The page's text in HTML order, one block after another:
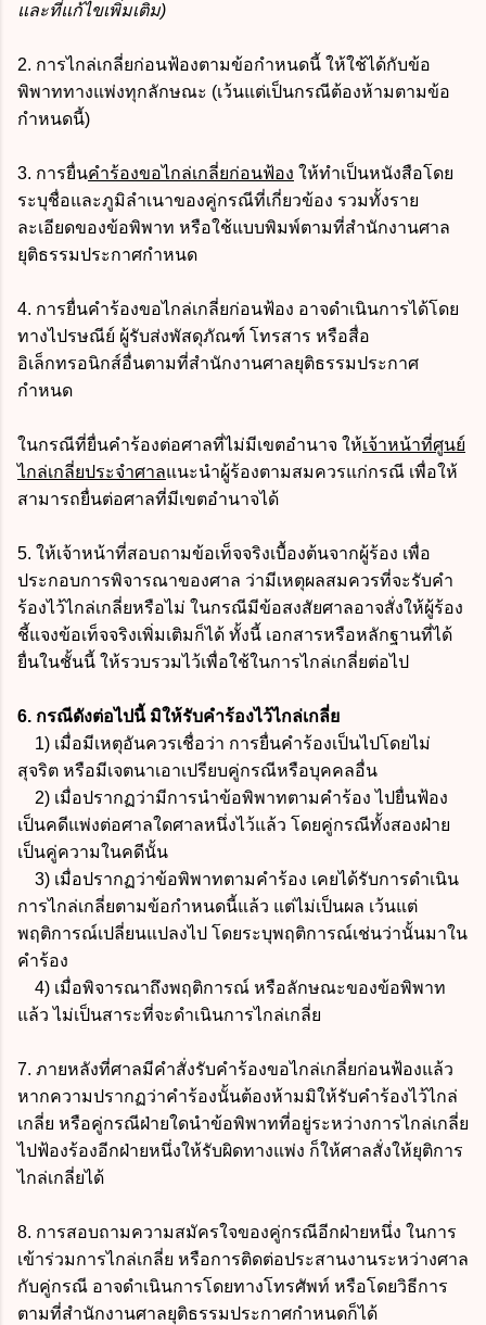
และที่แก้ไขเพิ่มเติม)
2. การไกล่เกลี่ยก่อนฟ้องตามข้อกำหนดนี้ ให้ใช้ได้กับข้อ
พิพาททางแพ่งทุกลักษณะ (เว้นแต่เป็นกรณีต้องห้ามตามข้อ
กำหนดนี้)
3. การยื่นคำร้องขอไกล่เกลี่ยก่อนฟ้อง ให้ทำเป็นหนังสือโดย
ระบุชื่อและภูมิลำเนาของคู่กรณีที่เกี่ยวข้อง รวมทั้งราย
ละเอียดของข้อพิพาท หรือใช้แบบพิมพ์ตามที่สำนักงานศาล
ยุติธรรมประกาศกำหนด
4. การยื่นคำร้องขอไกล่เกลี่ยก่อนฟ้อง อาจดำเนินการได้โดย
ทางไปรษณีย์ ผู้รับส่งพัสดุภัณฑ์ โทรสาร หรือสื่อ
อิเล็กทรอนิกส์อื่นตามที่สำนักงานศาลยุติธรรมประกาศ
กำหนด
ในกรณีที่ยื่นคำร้องต่อศาลที่ไม่มีเขตอำนาจ ให้เจ้าหน้าที่ศูนย์
ไกล่เกลี่ยประจำศาลแนะนำผู้ร้องตามสมควรแก่กรณี เพื่อให้
สามารถยื่นต่อศาลที่มีเขตอำนาจได้
5. ให้เจ้าหน้าที่สอบถามข้อเท็จจริงเบื้องต้นจากผู้ร้อง เพื่อ
ประกอบการพิจารณาของศาล ว่ามีเหตุผลสมควรที่จะรับคำ
ร้องไว้ไกล่เกลี่ยหรือไม่ ในกรณีมีข้อสงสัยศาลอาจสั่งให้ผู้ร้อง
ชี้แจงข้อเท็จจริงเพิ่มเติมก็ได้ ทั้งนี้ เอกสารหรือหลักฐานที่ได้
ยื่นในชั้นนี้ ให้รวบรวมไว้เพื่อใช้ในการไกล่เกลี่ยต่อไป
6. กรณีดังต่อไปนี้ มิให้รับคำร้องไว้ไกล่เกลี่ย
1) เมื่อมีเหตุอันควรเชื่อว่า การยื่นคำร้องเป็นไปโดยไม่
สุจริต หรือมีเจตนาเอาเปรียบคู่กรณีหรือบุคคลอื่น
2) เมื่อปรากฏว่ามีการนำข้อพิพาทตามคำร้อง ไปยื่นฟ้อง
เป็นคดีแพ่งต่อศาลใดศาลหนึ่งไว้แล้ว โดยคู่กรณีทั้งสองฝ่าย
เป็นคู่ความในคดีนั้น
3) เมื่อปรากฏว่าข้อพิพาทตามคำร้อง เคยได้รับการดำเนิน
การไกล่เกลี่ยตามข้อกำหนดนี้แล้ว แต่ไม่เป็นผล เว้นแต่
พฤติการณ์เปลี่ยนแปลงไป โดยระบุพฤติการณ์เช่นว่านั้นมาใน
คำร้อง
4) เมื่อพิจารณาถึงพฤติการณ์ หรือลักษณะของข้อพิพาท
แล้ว ไม่เป็นสาระที่จะดำเนินการไกล่เกลี่ย
7. ภายหลังที่ศาลมีคำสั่งรับคำร้องขอไกล่เกลี่ยก่อนฟ้องแล้ว
หากความปรากฏว่าคำร้องนั้นต้องห้ามมิให้รับคำร้องไว้ไกล่
เกลี่ย หรือคู่กรณีฝ่ายใดนำข้อพิพาทที่อยู่ระหว่างการไกล่เกลี่ย
ไปฟ้องร้องอีกฝ่ายหนึ่งให้รับผิดทางแพ่ง ก็ให้ศาลสั่งให้ยุติการ
ไกล่เกลี่ยได้
8. การสอบถามความสมัครใจของคู่กรณีอีกฝ่ายหนึ่ง ในการ
เข้าร่วมการไกล่เกลี่ย หรือการติดต่อประสานงานระหว่างศาล
กับคู่กรณี อาจดำเนินการโดยทางโทรศัพท์ หรือโดยวิธีการ
ตามที่สำนักงานศาลยุติธรรมประกาศกำหนดก็ได้